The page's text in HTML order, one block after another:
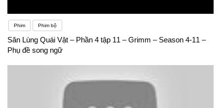
Phim Phim bộ
Săn Lùng Quái Vật – Phần 4 tập 11 – Grimm – Season 4-11 –
Phụ đề song ngữ